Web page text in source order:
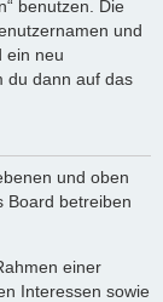
benutzen. Die
und
ein neu
du dann auf das
und oben
Board betreiben
einer
Interessen sowie